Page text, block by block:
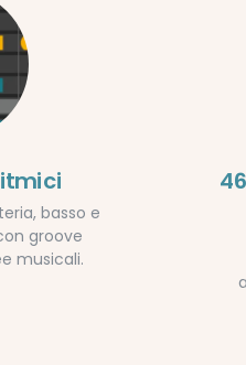
basso e
groove
musicali.